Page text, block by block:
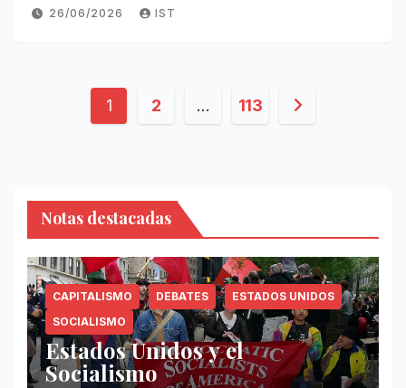
26/06/2026 IST
Paginación
1 2 … 113
Notas destacadas
CAPITALISMO DEBATES
ESTADOS UNIDOS
SOCIALISMO
Estados Unidos y el
Socialismo